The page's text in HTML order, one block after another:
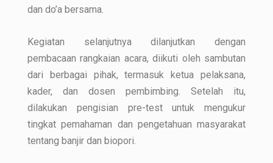
dan do’a bersama.
Kegiatan selanjutnya dilanjutkan dengan
pembacaan rangkaian acara, diikuti oleh sambutan
dari berbagai pihak, termasuk ketua pelaksana,
kader, dan dosen pembimbing. Setelah itu,
dilakukan pengisian pre-test untuk mengukur
tingkat pemahaman dan pengetahuan masyarakat
tentang banjir dan biopori.